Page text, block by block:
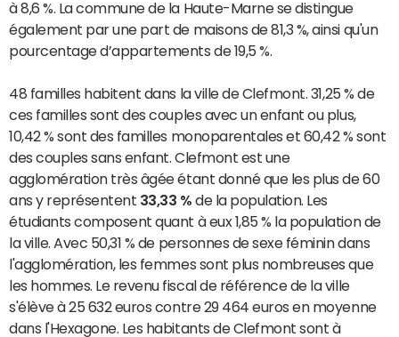
à 8,6 %. La commune de la Haute-Marne se distingue
également par une part de maisons de 81,3 %, ainsi qu'un
pourcentage d’appartements de 19,5 %.
48 familles habitent dans la ville de Clefmont. 31,25 % de
ces familles sont des couples avec un enfant ou plus,
10,42 % sont des familles monoparentales et 60,42 % sont
des couples sans enfant. Clefmont est une
agglomération très âgée étant donné que les plus de 60
ans y représentent 33,33 % de la population. Les
étudiants composent quant à eux 1,85 % la population de
la ville. Avec 50,31 % de personnes de sexe féminin dans
l'agglomération, les femmes sont plus nombreuses que
les hommes. Le revenu fiscal de référence de la ville
s'élève à 25 632 euros contre 29 464 euros en moyenne
dans l'Hexagone. Les habitants de Clefmont sont à